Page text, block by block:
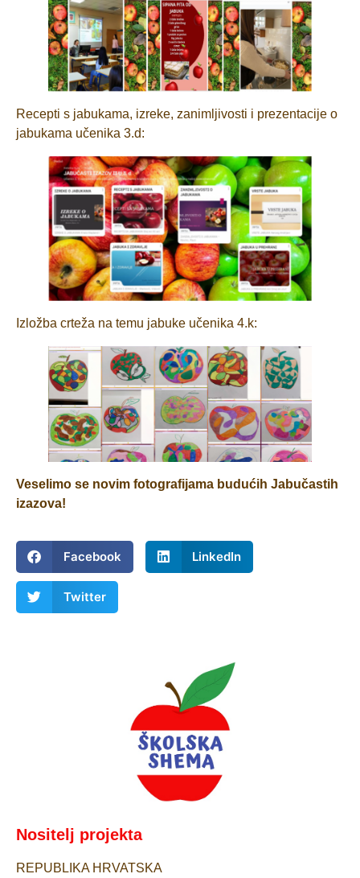
Recepti s jabukama, izreke, zanimljivosti i prezentacije o
jabukama učenika 3.d:
Izložba crteža na temu jabuke učenika 4.k:
Veselimo se novim fotografijama budućih Jabučastih
izazova!
Facebook LinkedIn
Twitter
Nositelj projekta
REPUBLIKA HRVATSKA